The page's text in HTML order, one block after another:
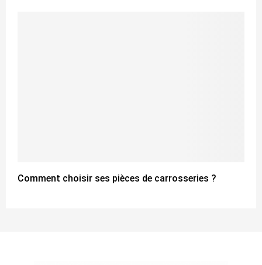
Comment choisir ses pièces de carrosseries ?